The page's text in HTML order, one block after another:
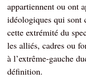
appartiennent ou ont
idéologiques qui sont
cette extrémité du
les alliés, cadres ou
à l’extrême-gauche
définition.